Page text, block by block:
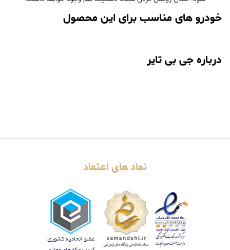
خودرو های مناسب برای این محصول
درباره جی بی تایر
نماد های اعتماد